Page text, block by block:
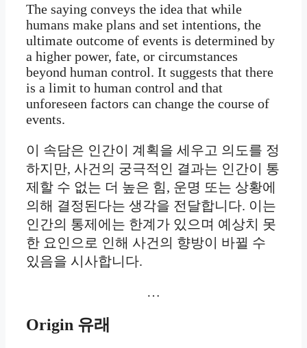
The saying conveys the idea that while
humans make plans and set intentions, the
ultimate outcome of events is determined by
a higher power, fate, or circumstances
beyond human control. It suggests that there
is a limit to human control and that
unforeseen factors can change the course of
events.
이 속담은 인간이 계획을 세우고 의도를 정
하지만, 사건의 궁극적인 결과는 인간이 통
제할 수 없는 더 높은 힘, 운명 또는 상황에
의해 결정된다는 생각을 전달합니다. 이는
인간의 통제에는 한계가 있으며 예상치 못
한 요인으로 인해 사건의 향방이 바뀔 수
있음을 시사합니다.
…
Origin 유래